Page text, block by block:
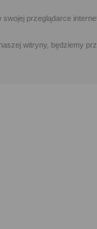
przeglądarce
witryny, będziemy